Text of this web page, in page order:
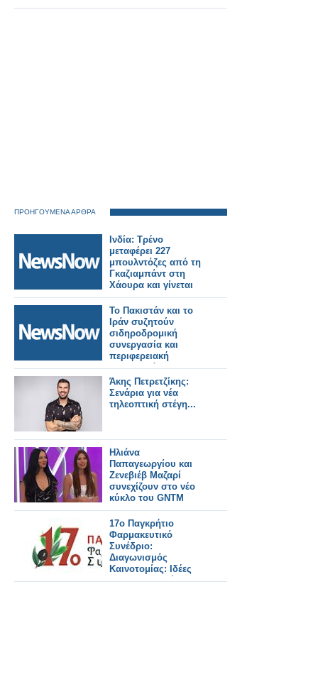
ΠΡΟΗΓΟΥΜΕΝΑ ΑΡΘΡΑ
Ινδία: Τρένο
μεταφέρει 227
μπουλντόζες από τη
Γκαζιαμπάντ στη
Χάουρα και γίνεται
viral!
Το Πακιστάν και το
Ιράν συζητούν
σιδηροδρομική
συνεργασία και
περιφερειακή
συνδεσιμότητα.
Άκης Πετρετζίκης:
Σενάρια για νέα
τηλεοπτική στέγη...
Ηλιάνα
Παπαγεωργίου και
Ζενεβιέβ Μαζαρί
συνεχίζουν στο νέο
κύκλο του GNTM
17ο Παγκρήτιο
Φαρμακευτικό
Συνέδριο:
Διαγωνισμός
Καινοτομίας: Ιδέες
που διαμορφώνουν